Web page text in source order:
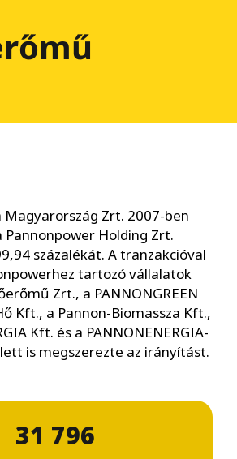
Magyarország Zrt. 2007-ben
Holding Zrt.
százalékát. A tranzakcióval
tartozó vállalatok
Zrt., a PANNONGREEN
Kft., a Pannon-Biomassza Kft.,
Kft. és a PANNONENERGIA-
is megszerezte az irányítást.
31 796